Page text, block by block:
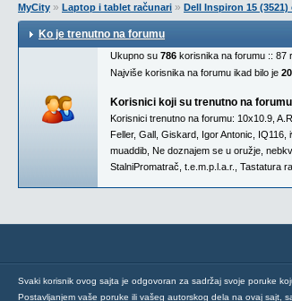
MyCity » Laptop i tablet računari » Dell Inspiron 15 (3521)
Ko je trenutno na forumu
Ukupno su 786 korisnika na forumu ::
Najviše korisnika na forumu ikad bilo je
Korisnici koji su trenutno na
Korisnici trenutno na forumu: 10x10.9
Feller, Gall Giskard Igor Antonic IQ116
muaddib Ne doznajem se u oružje nebkv
StalniPromatrač t.e.m.p.l.a.r. Tastatura
Svaki korisnik ovog sajta je odgovoran za sadržaj svoje poruke
Postavljanjem vaše poruke ili vašeg autorskog dela na ovaj sajt,